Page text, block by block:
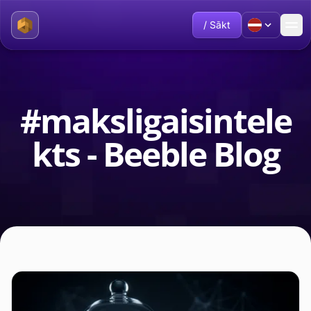
/ Sākt
#maksligaisintele
kts - Beeble Blog